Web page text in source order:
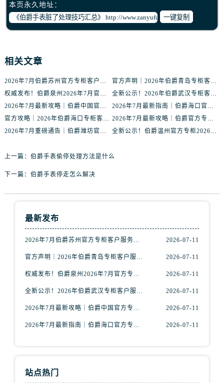
辽宁省阜新市海州区解放大街伯爵售后服务中心（需提前预约）
辽宁省葫芦岛市连山区中央路伯爵售后服务中心（需提前预约）
辽宁省锦州市古塔区中央大街伯爵售后服务中心（需提前预约）
辽宁省辽阳市白塔区新运大街伯爵售后服务中心（需提前预约）
内蒙古自治区包头市青山区幸福路甲3号王府井百货名表维修伯爵售后服务中心（需提前预约）
内蒙古自治区乌海市海勃湾区人民南路伯爵售后服务中心（需提前预约）
本页永久地址：
一键复制
相关文章
2026年7月伯爵苏州官方专柜客户服务指南｜热线电话+门店信息一览
官方声明｜2026年伯爵青岛专柜客户服务电话核验公告，7月最新信息更新
权威发布！伯爵泉州2026年7月官方专柜服务热线与客户接待信息
全新公示！2026年伯爵武汉专柜客户服务热线（7月最新版）附门店详情
2026年7月最新攻略｜伯爵中国官方专柜门店信息，客户服务热线一键核验
2026年7月最新指南｜伯爵海口官方专柜服务热线+门店信息，一站式查询
官方攻略｜2026年伯爵海口专柜客户服务电话核验指南，轻松找到正确渠道
2026年7月最新攻略｜伯爵官方专柜盐城服务热线与客户支持信息
2026年7月重磅通告｜伯爵潍坊官方专柜信息大全，客户服务热线同步更新
全新公示！伯爵温州官方专柜2026年7月最新服务热线，客户反馈通道升级
上一篇： 伯爵手表偷停处理方法是什么
下一篇： 伯爵手表停走怎么解决
最新发布
2026年7月伯爵苏州官方专柜客户服务指南｜热线电话+门店信息一览 2026-07-11
官方声明｜2026年伯爵青岛专柜客户服务电话核验公告，7月最新信息更新 2026-07-11
权威发布！伯爵泉州2026年7月官方专柜服务热线与客户接待信息 2026-07-11
全新公示！2026年伯爵武汉专柜客户服务热线（7月最新版）附门店详情 2026-07-11
2026年7月最新攻略｜伯爵中国官方专柜门店信息，客户服务热线一键核验 2026-07-11
2026年7月最新指南｜伯爵海口官方专柜服务热线+门店信息，一站式查询 2026-07-11
站点热门